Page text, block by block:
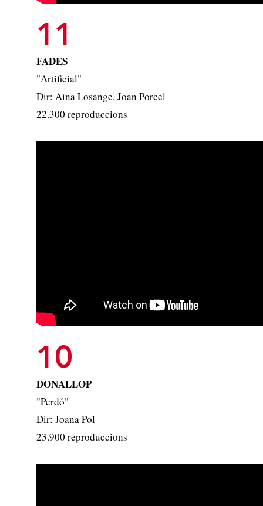
11
FADES
"Artificial"
Dir: Aina Losange, Joan Porcel
22.300 reproduccions
10
DONALLOP
"Perdó"
Dir: Joana Pol
23.900 reproduccions